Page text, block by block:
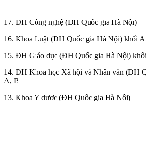
17. ĐH Công nghệ (ĐH Quốc gia Hà Nội)
16. Khoa Luật (ĐH Quốc gia Hà Nội) khối
15. ĐH Giáo dục (ĐH Quốc gia Hà Nội)
14. ĐH Khoa học Xã hội và Nhân văn (ĐH
A, B
13. Khoa Y dược (ĐH Quốc gia Hà Nội)